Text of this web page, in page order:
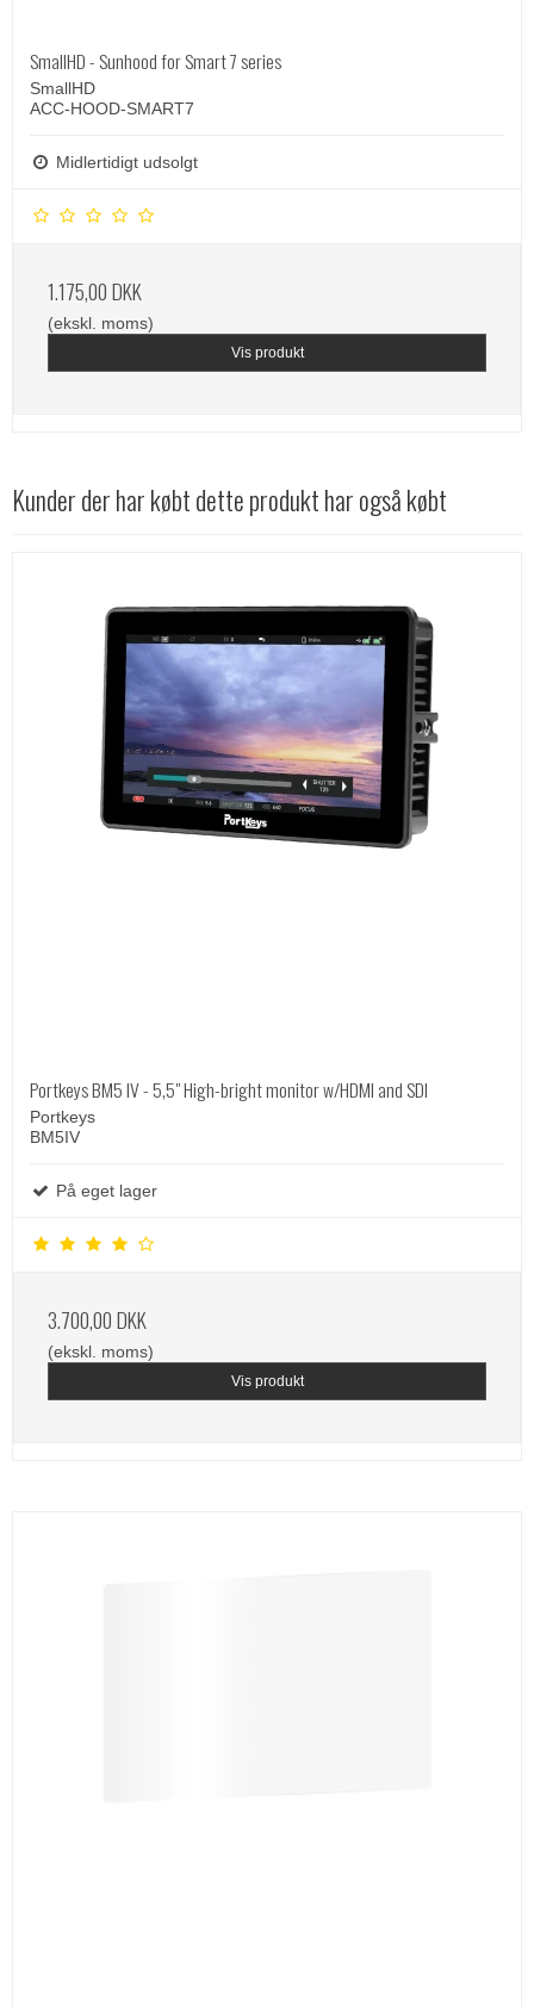
SmallHD - Sunhood for Smart 7 series
SmallHD
ACC-HOOD-SMART7
Midlertidigt udsolgt
1.175,00 DKK
(ekskl. moms)
Vis produkt
Kunder der har købt dette produkt har også købt
Portkeys BM5 IV - 5,5" High-bright monitor w/HDMI and SDI
Portkeys
BM5IV
På eget lager
3.700,00 DKK
(ekskl. moms)
Vis produkt